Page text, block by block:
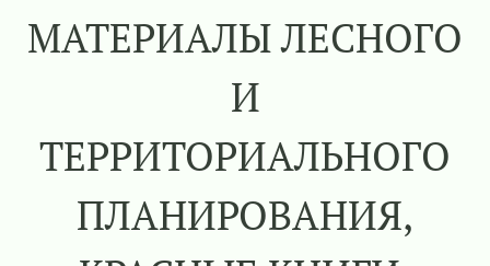
МАТЕРИАЛЫ ЛЕСНОГО
И
ТЕРРИТОРИАЛЬНОГО
ПЛАНИРОВАНИЯ,